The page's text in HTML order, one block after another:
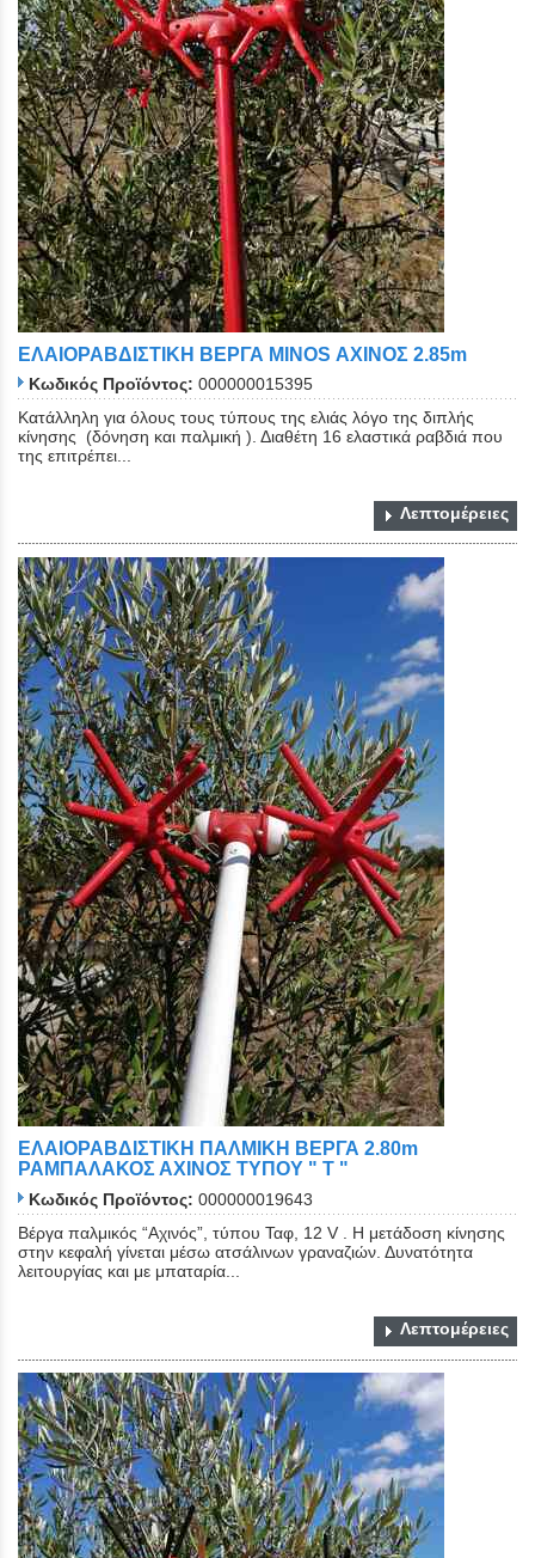
ΕΛΑΙΟΡΑΒΔΙΣΤΙΚΗ ΒΕΡΓΑ MINOS ΑΧΙΝΟΣ 2.85m
Κωδικός Προϊόντος: 000000015395
Κατάλληλη για όλους τους τύπους της ελιάς λόγο της διπλής
κίνησης (δόνηση και παλμική ). Διαθέτη 16 ελαστικά ραβδιά που
της επιτρέπει...
Λεπτομέρειες
ΕΛΑΙΟΡΑΒΔΙΣΤΙΚΗ ΠΑΛΜΙΚΗ ΒΕΡΓΑ 2.80m
ΡΑΜΠΑΛΑΚΟΣ ΑΧΙΝΟΣ ΤΥΠΟΥ " Τ "
Κωδικός Προϊόντος: 000000019643
Βέργα παλμικός “Αχινός”, τύπου Ταφ, 12 V . Η μετάδοση κίνησης
στην κεφαλή γίνεται μέσω ατσάλινων γραναζιών. Δυνατότητα
λειτουργίας και με μπαταρία...
Λεπτομέρειες